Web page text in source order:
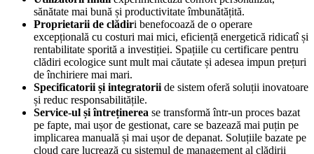
sănătate mai bună și productivitate îmbunătățită.
Proprietarii de clădiri benefocoază de o operare
excepțională cu costuri mai mici, eficiență energetică ridicatî și
rentabilitate sporită a investiției. Spațiile cu certificare pentru
clădiri ecologice sunt mult mai căutate și adesea impun prețuri
de închiriere mai mari.
Specificatorii și integratorii de sistem oferă soluții inovatoare
și reduc responsabilitățile.
Service-ul și întreținerea se transformă într-un proces bazat
pe fapte, mai ușor de gestionat, care se bazează mai puțin pe
implicarea manuală și mai ușor de depanat. Soluțiile bazate pe
cloud care lucrează cu sistemul de management al clădirii